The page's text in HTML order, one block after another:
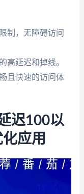
制，无障碍访问
高延迟和掉线。
且快速的访问体
迟100以
化应用